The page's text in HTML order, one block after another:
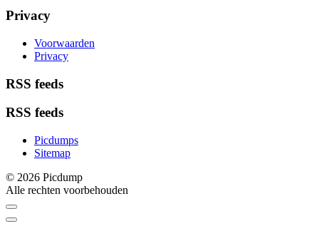
Privacy
Voorwaarden
Privacy
RSS feeds
RSS feeds
Picdumps
Sitemap
© 2026 Picdump
Alle rechten voorbehouden